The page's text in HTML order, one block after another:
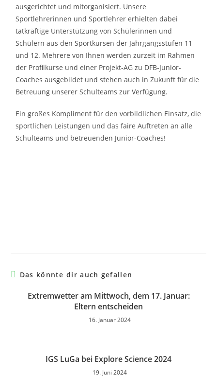
ausgerichtet und mitorganisiert. Unsere
Sportlehrerinnen und Sportlehrer erhielten dabei
tatkräftige Unterstützung von Schülerinnen und
Schülern aus den Sportkursen der Jahrgangsstufen 11
und 12. Mehrere von Ihnen werden zurzeit im Rahmen
der Profilkurse und einer Projekt-AG zu DFB-Junior-
Coaches ausgebildet und stehen auch in Zukunft für die
Betreuung unserer Schulteams zur Verfügung.
Ein großes Kompliment für den vorbildlichen Einsatz, die
sportlichen Leistungen und das faire Auftreten an alle
Schulteams und betreuenden Junior-Coaches!
Das könnte dir auch gefallen
Extremwetter am Mittwoch, dem 17. Januar:
Eltern entscheiden
16. Januar 2024
IGS LuGa bei Explore Science 2024
19. Juni 2024